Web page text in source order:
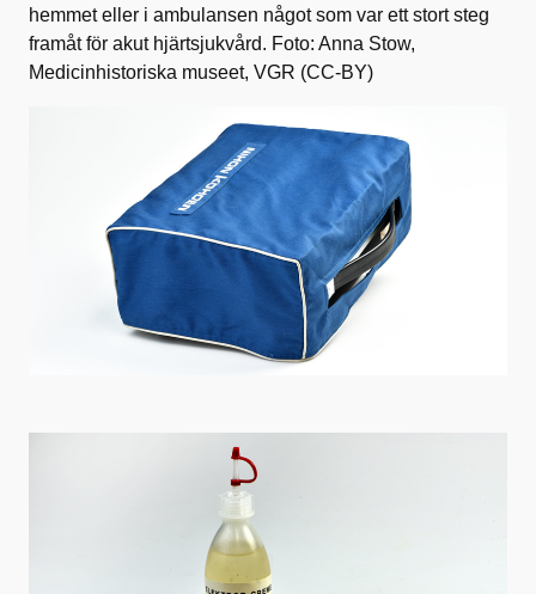
hemmet eller i ambulansen något som var ett stort steg
framåt för akut hjärtsjukvård. Foto: Anna Stow,
Medicinhistoriska museet, VGR (CC-BY)